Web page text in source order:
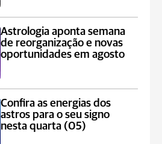
Astrologia aponta semana
de reorganização e novas
oportunidades em agosto
Confira as energias dos
astros para o seu signo
nesta quarta (05)